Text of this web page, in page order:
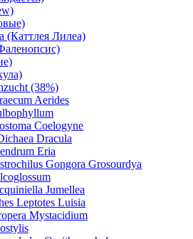
(Каттлея Лилеа)
(38%)
Aerides
Coelogyne
Dracula
Eria
Gongora Grosourdya
Jumellea
Leptotes Luisia
Mystacidium